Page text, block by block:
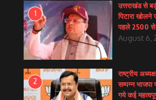
1
उत्तराखंड से
पिटारा खोलने
पहले 2500 से
August 6,
2
राष्ट्रीय
सम्पन्न
गये कई